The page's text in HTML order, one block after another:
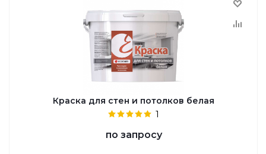
Краска для стен и потолков белая
1
по запросу